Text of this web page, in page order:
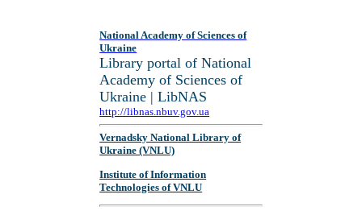
National Academy of Sciences of
Ukraine
Library portal of National
Academy of Sciences of
Ukraine | LibNAS
http://libnas.nbuv.gov.ua
Vernadsky National Library of
Ukraine (VNLU)
Institute of Information
Technologies of VNLU